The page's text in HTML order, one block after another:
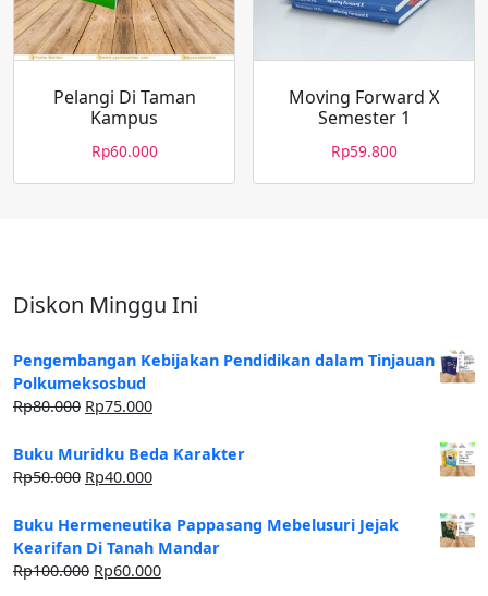
Pelangi Di Taman
Kampus
Rp60.000
Moving Forward X
Semester 1
Rp59.800
Diskon Minggu Ini
Pengembangan Kebijakan Pendidikan dalam Tinjauan
Polkumeksosbud
Rp80.000 Rp75.000
Buku Muridku Beda Karakter
Rp50.000 Rp40.000
Buku Hermeneutika Pappasang Mebelusuri Jejak
Kearifan Di Tanah Mandar
Rp100.000 Rp60.000